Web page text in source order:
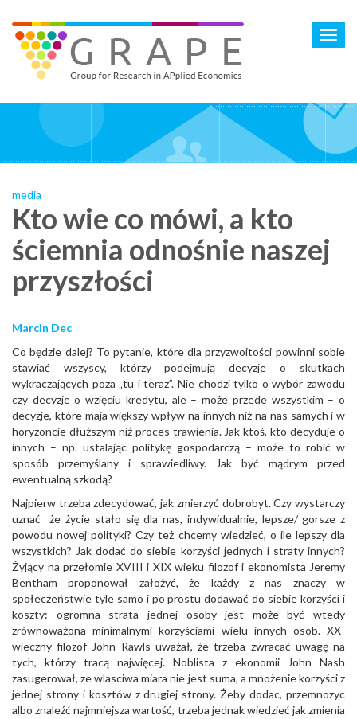
main
content
media
Kto wie co mówi, a kto
ściemnia odnośnie naszej
przyszłości
Marcin Dec
Co będzie dalej? To pytanie, które dla przyzwoitości powinni sobie
stawiać wszyscy, którzy podejmują decyzje o skutkach
wykraczających poza „tu i teraz”. Nie chodzi tylko o wybór zawodu
czy decyzje o wzięciu kredytu, ale – może przede wszystkim – o
decyzje, które maja większy wpływ na innych niż na nas samych i w
horyzoncie dłuższym niż proces trawienia. Jak ktoś, kto decyduje o
innych – np. ustalając politykę gospodarczą – może to robić w
sposób przemyślany i sprawiedliwy. Jak być mądrym przed
ewentualną szkodą?
Najpierw trzeba zdecydować, jak zmierzyć dobrobyt. Czy wystarczy
uznać że życie stało się dla nas, indywidualnie, lepsze/ gorsze z
powodu nowej polityki? Czy też chcemy wiedzieć, o ile lepszy dla
wszystkich? Jak dodać do siebie korzyści jednych i straty innych?
Żyjący na przełomie XVIII i XIX wieku filozof i ekonomista Jeremy
Bentham proponował założyć, że każdy z nas znaczy w
społeczeństwie tyle samo i po prostu dodawać do siebie korzyści i
koszty: ogromna strata jednej osoby jest może być wtedy
zrównoważona minimalnymi korzyściami wielu innych osob. XX-
wieczny filozof John Rawls uważał, że trzeba zwracać uwagę na
tych, którzy tracą najwięcej. Noblista z ekonomii John Nash
zasugerował, ze wlasciwa miara nie jest suma, a mnożenie korzyści z
jednej strony i kosztów z drugiej strony. Żeby dodac, przemnozyc
albo znaleźć najmniejsza wartość, trzeba jednak wiedzieć jak zmienia